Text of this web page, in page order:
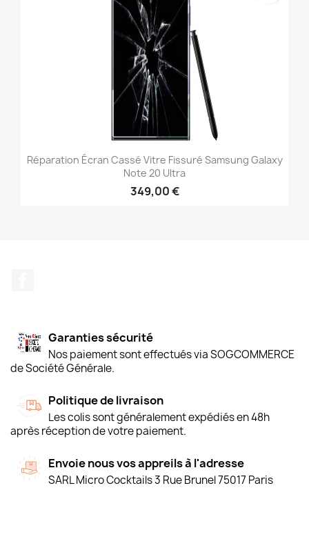
Réparation Écran Cassé Vitre Fissuré Samsung Galaxy
Note 20 Ultra
349,00 €
Garanties sécurité
Nos paiement sont effectués via SOGCOMMERCE
de Société Générale.
Politique de livraison
Les colis sont généralement expédiés en 48h
après réception de votre paiement.
Envoie nous vos appreils à l'adresse
SARL Micro Cocktails 3 Rue Brunel 75017 Paris